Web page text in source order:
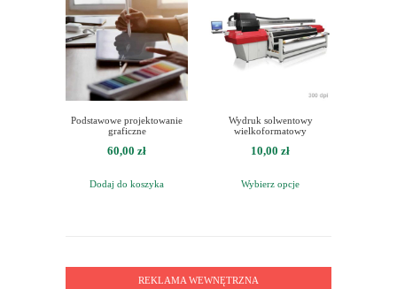
Podstawowe projektowanie
graficzne
60,00 zł
Dodaj do koszyka
Wydruk solwentowy
wielkoformatowy
10,00 zł
Wybierz opcje
REKLAMA WEWNĘTRZNA